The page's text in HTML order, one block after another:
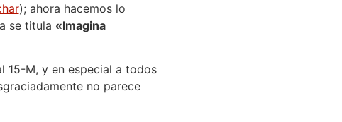
); ahora hacemos lo
se titula «Imagina
15-M, y en especial a todos
no parece